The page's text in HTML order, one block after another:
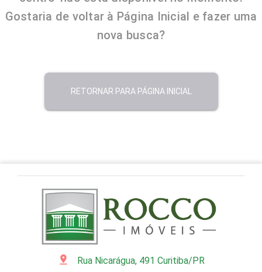
pin_drop Rua Nicarágua, 491 Curitiba/PR
Gostaria de voltar à Página Inicial e fazer uma
nova busca?
RETORNAR PARA PÁGINA INICIAL